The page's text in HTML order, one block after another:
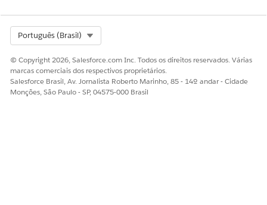
lida com a solicitação de acordo, considerando as suas
necessidades comerciais. O Agendamento iniciado pelo
cliente ajuda você a atender à demanda crescente dos
atendimento ao cliente para que possam trabalhar em
tarefas mais complexas.
Português (Brasil)
© Copyright 2026, Salesforce.com Inc. Todos os direitos reservados. Várias
marcas comerciais dos respectivos proprietários.
Salesforce Brasil, Av. Jornalista Roberto Marinho, 85 - 14º andar - Cidade
Monções, São Paulo - SP, 04575-000 Brasil